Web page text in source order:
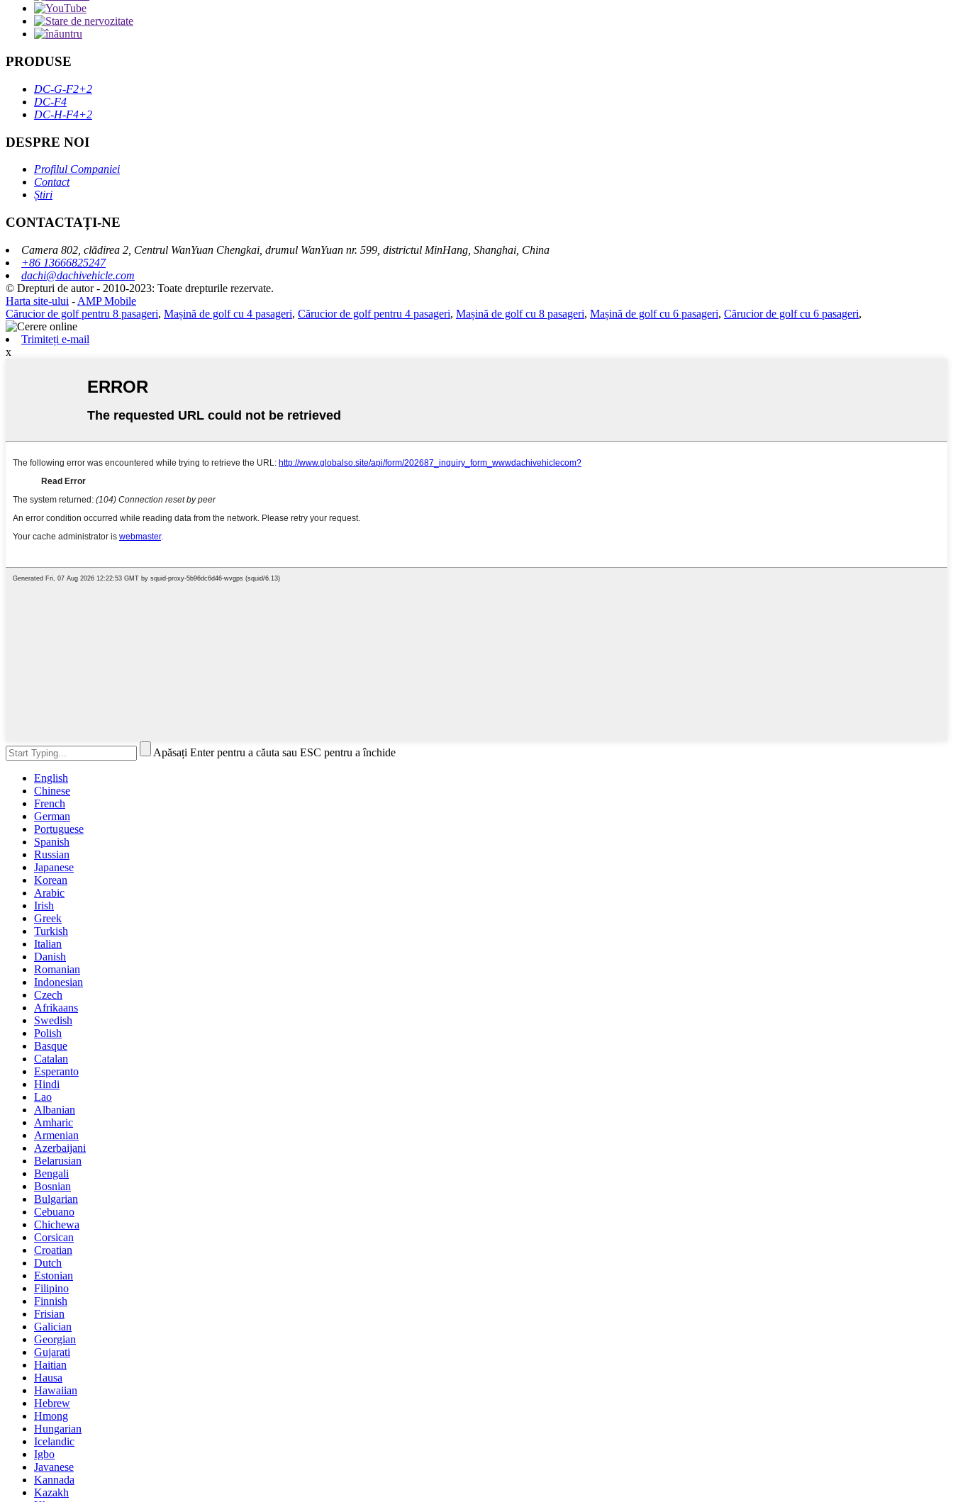
PRODUSE
DC-G-F2+2
DC-F4
DC-H-F4+2
DESPRE NOI
Profilul Companiei
Contact
Știri
CONTACTAȚI-NE
Camera 802, clădirea 2, Centrul WanYuan Chengkai, drumul WanYuan nr. 599, districtul MinHang, Shanghai, China
+86 13666825247
dachi@dachivehicle.com
© Drepturi de autor - 2010-2023: Toate drepturile rezervate.
Harta site-ului - AMP Mobile
Cărucior de golf pentru 8 pasageri, Mașină de golf cu 4 pasageri, Cărucior de golf pentru 4 pasageri, Mașină de golf cu 8 pasageri, Mașină de golf cu 6 pasageri, Cărucior de golf cu 6 pasageri,
Trimiteți e-mail
x
Apăsați Enter pentru a căuta sau ESC pentru a închide
English
Chinese
French
German
Portuguese
Spanish
Russian
Japanese
Korean
Arabic
Irish
Greek
Turkish
Italian
Danish
Romanian
Indonesian
Czech
Afrikaans
Swedish
Polish
Basque
Catalan
Esperanto
Hindi
Lao
Albanian
Amharic
Armenian
Azerbaijani
Belarusian
Bengali
Bosnian
Bulgarian
Cebuano
Chichewa
Corsican
Croatian
Dutch
Estonian
Filipino
Finnish
Frisian
Galician
Georgian
Gujarati
Haitian
Hausa
Hawaiian
Hebrew
Hmong
Hungarian
Icelandic
Igbo
Javanese
Kannada
Kazakh